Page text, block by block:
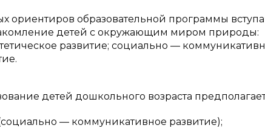
ориентиров образовательной программы
детей с окружающим миром природы:
развитие; социально —
детей дошкольного возраста
— коммуникативное развитие);